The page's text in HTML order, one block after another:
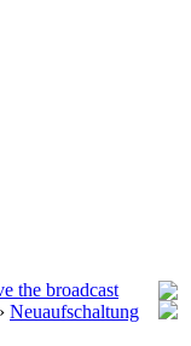
the broadcast
› Neuaufschaltung